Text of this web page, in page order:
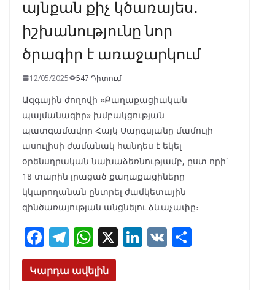
այնքան քիչ կծառայես․
իշխանությունը նոր
ծրագիր է առաջարկում
12/05/2025 547 Դիտում
Ազգային ժողովի «Քաղաքացիական
պայմանագիր» խմբակցության
պատգամավոր Հայկ Սարգսյանը մամուլի
ասուլիսի ժամանակ հանդես է եկել
օրենսդրական նախաձեռնությամբ, ըստ որի՝
18 տարին լրացած քաղաքացիները
կկարողանան ընտրել ժամկետային
զինծառայության անցնելու ձևաչափը։
F
ac
e
T
el
e
W
h
at
X Li V
Կարդա ավելին